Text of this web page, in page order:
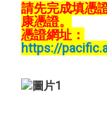
請先完成填憑
康憑證。
憑證網址：
https://